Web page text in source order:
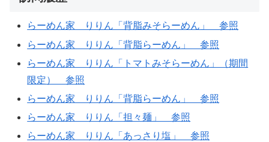
らーめん家 りりん「背脂みそらーめん」 参照
らーめん家 りりん「背脂らーめん」 参照
らーめん家 りりん「トマトみそらーめん」（期間
限定） 参照
らーめん家 りりん「背脂らーめん」 参照
らーめん家 りりん「担々麺」 参照
らーめん家 りりん「あっさり塩」 参照